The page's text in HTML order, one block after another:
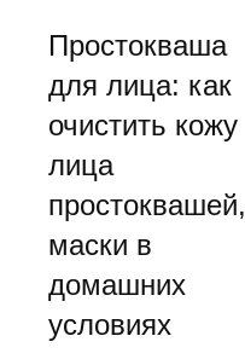
Простокваша
для лица: как
очистить кожу
лица
простоквашей,
маски в
домашних
условиях